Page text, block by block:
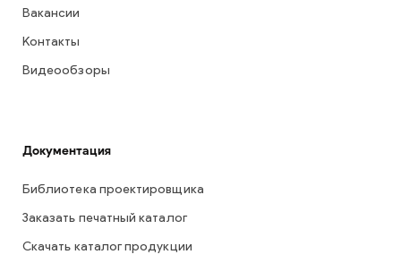
Вакансии
Контакты
Видеообзоры
Документация
Библиотека проектировщика
Заказать печатный каталог
Скачать каталог продукции